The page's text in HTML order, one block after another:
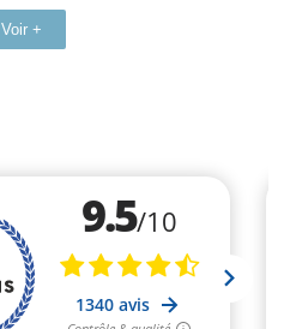
Voir +